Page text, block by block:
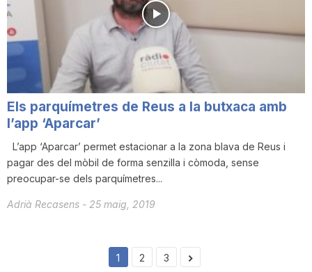
Els parquímetres de Reus a la butxaca amb
l’app ‘Aparcar’
L’app ‘Aparcar’ permet estacionar a la zona blava de Reus i
pagar des del mòbil de forma senzilla i còmoda, sense
preocupar-se dels parquímetres...
Adrià Recasens - 25 maig, 2019
1 2 3